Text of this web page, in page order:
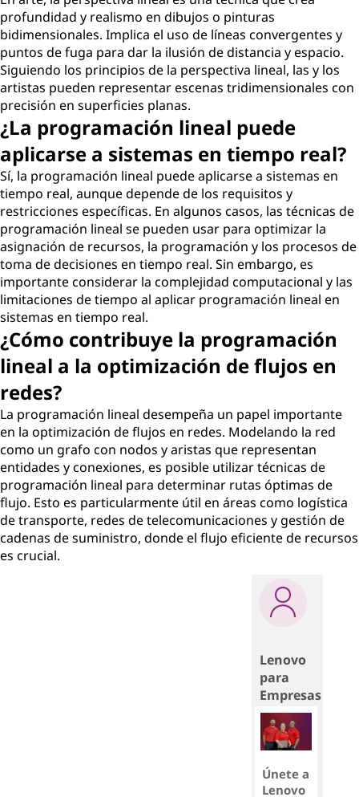
profundidad y realismo en dibujos o pinturas
bidimensionales. Implica el uso de líneas convergentes y
puntos de fuga para dar la ilusión de distancia y espacio.
Siguiendo los principios de la perspectiva lineal, las y los
artistas pueden representar escenas tridimensionales con
precisión en superficies planas.
¿La programación lineal puede
aplicarse a sistemas en tiempo real?
Sí, la programación lineal puede aplicarse a sistemas en
tiempo real, aunque depende de los requisitos y
restricciones específicas. En algunos casos, las técnicas de
programación lineal se pueden usar para optimizar la
asignación de recursos, la programación y los procesos de
toma de decisiones en tiempo real. Sin embargo, es
importante considerar la complejidad computacional y las
limitaciones de tiempo al aplicar programación lineal en
sistemas en tiempo real.
¿Cómo contribuye la programación
lineal a la optimización de flujos en
redes?
La programación lineal desempeña un papel importante
en la optimización de flujos en redes. Modelando la red
como un grafo con nodos y aristas que representan
entidades y conexiones, es posible utilizar técnicas de
programación lineal para determinar rutas óptimas de
flujo. Esto es particularmente útil en áreas como logística
de transporte, redes de telecomunicaciones y gestión de
cadenas de suministro, donde el flujo eficiente de recursos
es crucial.
Lenovo
para
Empresas
Únete a
Lenovo